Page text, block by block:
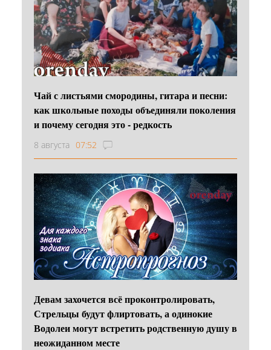
Чай с листьями смородины, гитара и песни:
как школьные походы объединяли поколения
и почему сегодня это - редкость
8 августа 07:52
Девам захочется всё проконтролировать,
Стрельцы будут флиртовать, а одинокие
Водолеи могут встретить родственную душу в
неожиданном месте